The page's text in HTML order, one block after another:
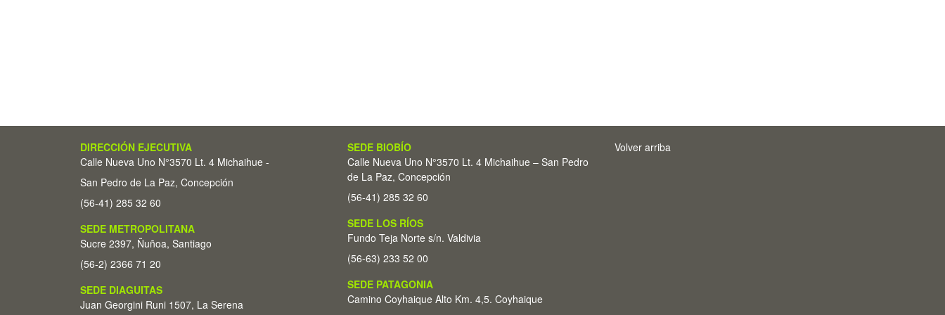
DIRECCIÓN EJECUTIVA
Calle Nueva Uno N°3570 Lt. 4 Michaihue -
San Pedro de La Paz, Concepción
(56-41) 285 32 60
SEDE METROPOLITANA
Sucre 2397, Ñuñoa, Santiago
(56-2) 2366 71 20
SEDE DIAGUITAS
Juan Georgini Runi 1507, La Serena
SEDE BIOBÍO
Calle Nueva Uno N°3570 Lt. 4 Michaihue – San Pedro
de La Paz, Concepción
(56-41) 285 32 60
SEDE LOS RÍOS
Fundo Teja Norte s/n. Valdivia
(56-63) 233 52 00
SEDE PATAGONIA
Camino Coyhaique Alto Km. 4,5. Coyhaique
Volver arriba